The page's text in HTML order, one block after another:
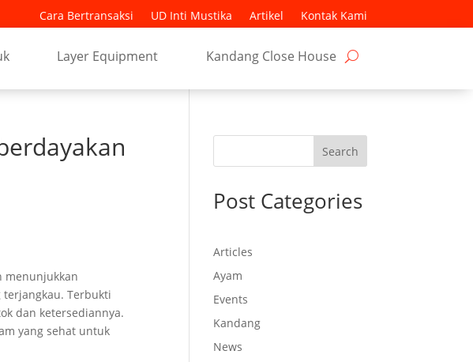
Cara Bertransaksi UD Inti Mustika Artikel Kontak Kami
Layer Equipment Kandang Close House
menunjukkan
Terbukti
dan ketersediannya.
yang sehat untuk
Search
Post Categories
Articles
Ayam
Events
Kandang
News